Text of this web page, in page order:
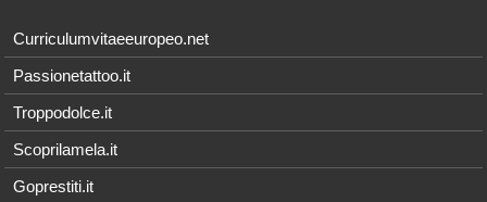
Curriculumvitaeeuropeo.net
Passionetattoo.it
Troppodolce.it
Scoprilamela.it
Goprestiti.it